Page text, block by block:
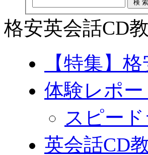
格安英会話CD
【特集】
体験レポ
スピー
英会話CD